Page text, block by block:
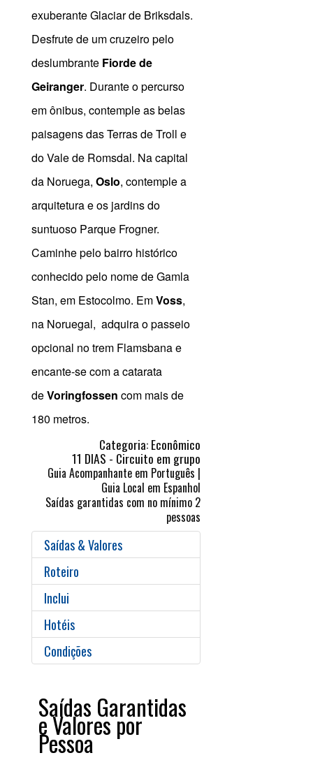
exuberante Glaciar de Briksdals.
Desfrute de um cruzeiro pelo
deslumbrante Fiorde de
Geiranger. Durante o percurso
em ônibus, contemple as belas
paisagens das Terras de Troll e
do Vale de Romsdal. Na capital
da Noruega, Oslo, contemple a
arquitetura e os jardins do
suntuoso Parque Frogner.
Caminhe pelo bairro histórico
conhecido pelo nome de Gamla
Stan, em Estocolmo.​ EmVoss,
na Noruegal, adquira o passeio
opcional no trem Flamsbana e
encante-se com a catarata
deVoringfossen com mais de
180 metros.
Categoria: Econômico
11 DIAS - Circuito em grupo
Guia Acompanhante em Português |
Guia Local em Espanhol
Saídas garantidas com no mínimo 2
pessoas
Saídas & Valores
Roteiro
Inclui
Hotéis
Condições
Saídas Garantidas
e Valores por
Pessoa